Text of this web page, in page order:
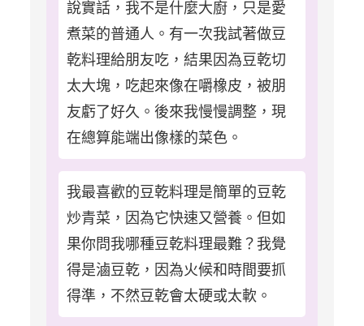
說實話，我不是什麼大廚，只是愛
煮菜的普通人。有一次我試著做豆
乾料理給朋友吃，結果因為豆乾切
太大塊，吃起來像在嚼橡皮，被朋
友虧了好久。後來我慢慢調整，現
在總算能端出像樣的菜色。
我最喜歡的豆乾料理是簡單的豆乾
炒青菜，因為它快速又營養。但如
果你問我哪種豆乾料理最難？我覺
得是滷豆乾，因為火候和時間要抓
得準，不然豆乾會太硬或太軟。